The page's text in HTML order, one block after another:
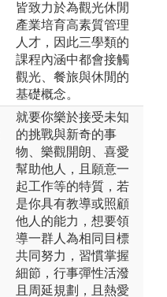
皆致力於為觀光休閒
產業培育高素質管理
人才，因此三學類的
課程內涵中都會接觸
觀光、餐旅與休閒的
基礎概念。
就要你樂於接受未知
的挑戰與新奇的事
物、樂觀開朗、喜愛
幫助他人，且願意一
起工作等的特質，若
是你具有教導或照顧
他人的能力，想要領
導一群人為相同目標
共同努力，習慣掌握
細節，行事彈性活潑
且周延規劃，且熱愛